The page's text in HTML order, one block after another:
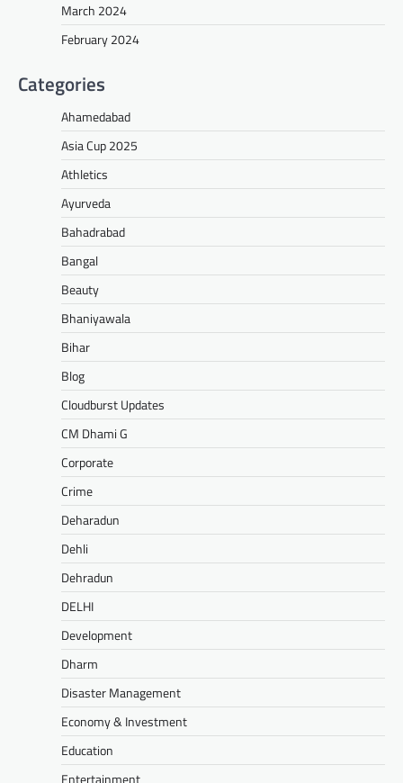
March 2024
February 2024
Categories
Ahamedabad
Asia Cup 2025
Athletics
Ayurveda
Bahadrabad
Bangal
Beauty
Bhaniyawala
Bihar
Blog
Cloudburst Updates
CM Dhami G
Corporate
Crime
Deharadun
Dehli
Dehradun
DELHI
Development
Dharm
Disaster Management
Economy & Investment
Education